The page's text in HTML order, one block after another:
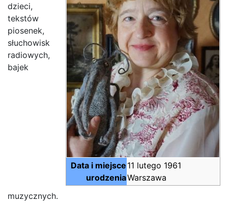
Data i miejsce
urodzenia
11 lutego 1961
Warszawa
dzieci,
tekstów
piosenek,
słuchowisk
radiowych,
bajek
muzycznych.